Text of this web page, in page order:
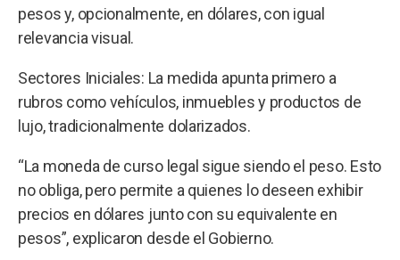
pesos y, opcionalmente, en dólares, con igual
relevancia visual.
Sectores Iniciales: La medida apunta primero a
rubros como vehículos, inmuebles y productos de
lujo, tradicionalmente dolarizados.
“La moneda de curso legal sigue siendo el peso. Esto
no obliga, pero permite a quienes lo deseen exhibir
precios en dólares junto con su equivalente en
pesos”, explicaron desde el Gobierno.